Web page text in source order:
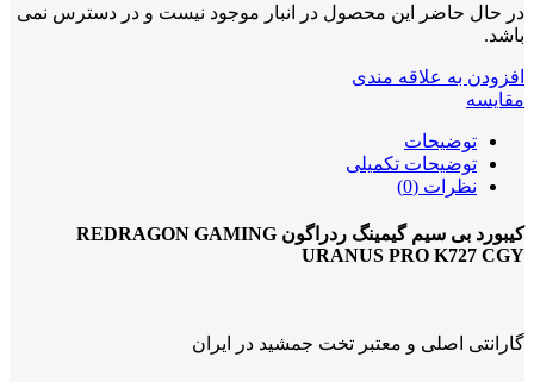
در حال حاضر این محصول در انبار موجود نیست و در دسترس نمی
باشد.
افزودن به علاقه مندی
مقایسه
توضیحات
توضیحات تکمیلی
نظرات (0)
کیبورد بی سیم گیمینگ ردراگون REDRAGON GAMING
URANUS PRO K727 CGY
گارانتی اصلی و معتبر تخت جمشید در ایران